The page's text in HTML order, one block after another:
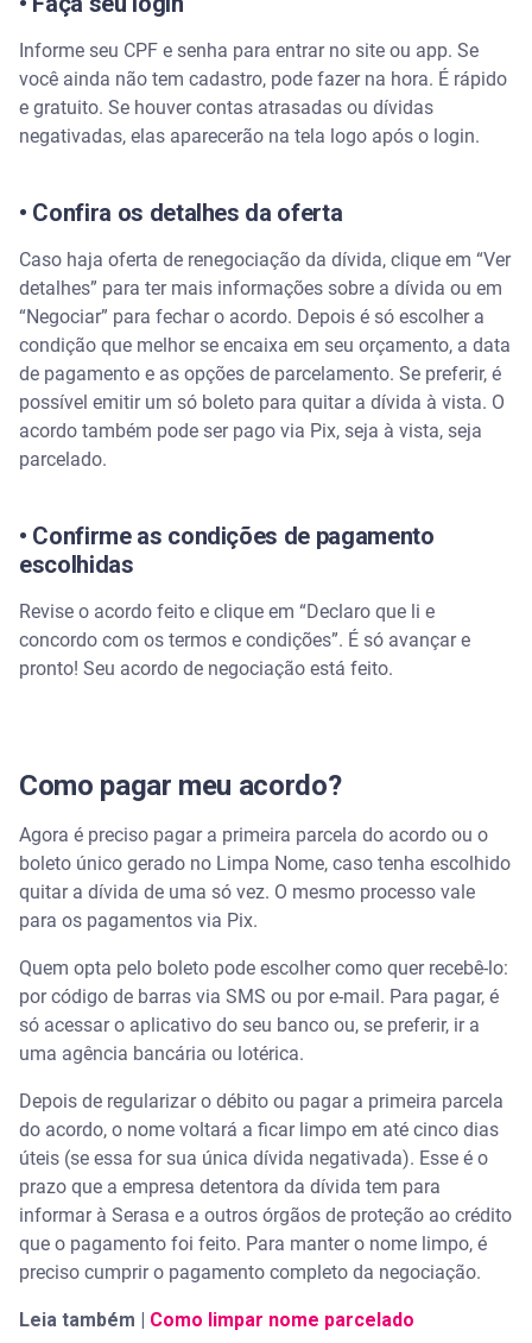
Informe seu CPF e senha para entrar no site ou app. Se
você ainda não tem cadastro, pode fazer na hora. É rápido
e gratuito. Se houver contas atrasadas ou dívidas
negativadas, elas aparecerão na tela logo após o login.
• Confira os detalhes da oferta
Caso haja oferta de renegociação da dívida, clique em “Ver
detalhes” para ter mais informações sobre a dívida ou em
“Negociar” para fechar o acordo. Depois é só escolher a
condição que melhor se encaixa em seu orçamento, a data
de pagamento e as opções de parcelamento. Se preferir, é
possível emitir um só boleto para quitar a dívida à vista. O
acordo também pode ser pago via Pix, seja à vista, seja
parcelado.
• Confirme as condições de pagamento
escolhidas
Revise o acordo feito e clique em “Declaro que li e
concordo com os termos e condições”. É só avançar e
pronto! Seu acordo de negociação está feito.
Como pagar meu acordo?
Agora é preciso pagar a primeira parcela do acordo ou o
boleto único gerado no Limpa Nome, caso tenha escolhido
quitar a dívida de uma só vez. O mesmo processo vale
para os pagamentos via Pix.
Quem opta pelo boleto pode escolher como quer recebê-lo:
por código de barras via SMS ou por e-mail. Para pagar, é
só acessar o aplicativo do seu banco ou, se preferir, ir a
uma agência bancária ou lotérica.
Depois de regularizar o débito ou pagar a primeira parcela
do acordo, o nome voltará a ficar limpo em até cinco dias
úteis (se essa for sua única dívida negativada). Esse é o
prazo que a empresa detentora da dívida tem para
informar à Serasa e a outros órgãos de proteção ao crédito
que o pagamento foi feito. Para manter o nome limpo, é
preciso cumprir o pagamento completo da negociação.
Leia também | Como limpar nome parcelado